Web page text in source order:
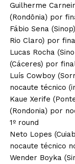
Guilherme
(Rondônia) por
Fábio Sena
Rio Claro) por
Lucas Rocha
(Cáceres) por
Luís Cowboy
nocaute técnico
Kaue Xerife
(Rondonia) por
1º round
Neto Lopes
nocaute técnico
Wender Boyka